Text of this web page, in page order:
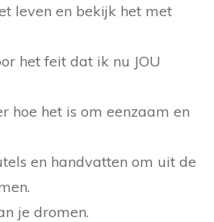
leven en bekijk het met
het feit dat ik nu JOU
hoe het is om eenzaam en
en handvatten om uit de
je dromen.